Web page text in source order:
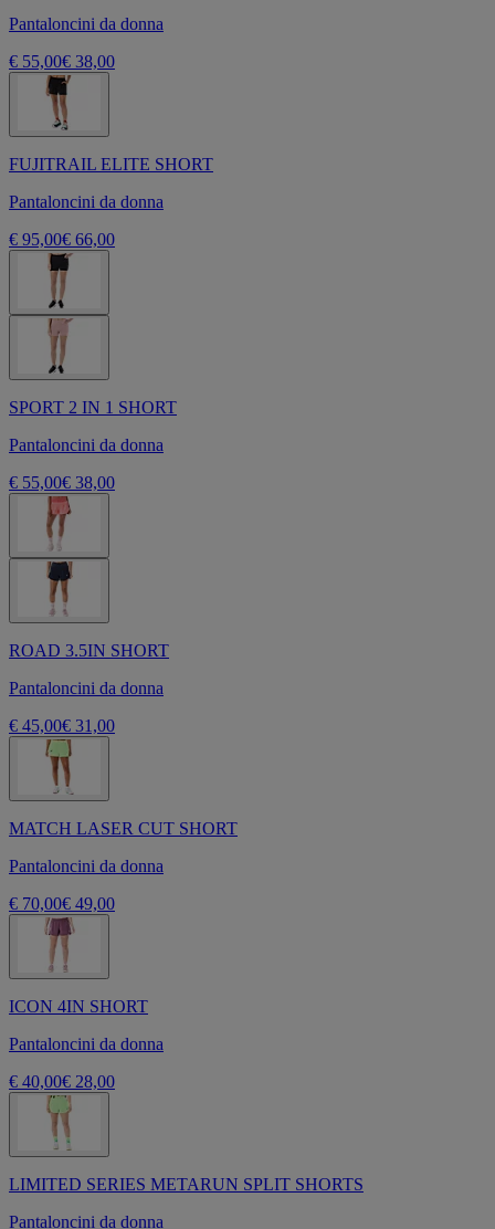
Pantaloncini da donna
€ 55,00€ 38,00
FUJITRAIL ELITE SHORT
Pantaloncini da donna
€ 95,00€ 66,00
SPORT 2 IN 1 SHORT
Pantaloncini da donna
€ 55,00€ 38,00
ROAD 3.5IN SHORT
Pantaloncini da donna
€ 45,00€ 31,00
MATCH LASER CUT SHORT
Pantaloncini da donna
€ 70,00€ 49,00
ICON 4IN SHORT
Pantaloncini da donna
€ 40,00€ 28,00
LIMITED SERIES METARUN SPLIT SHORTS
Pantaloncini da donna